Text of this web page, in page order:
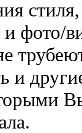
и фото/
и